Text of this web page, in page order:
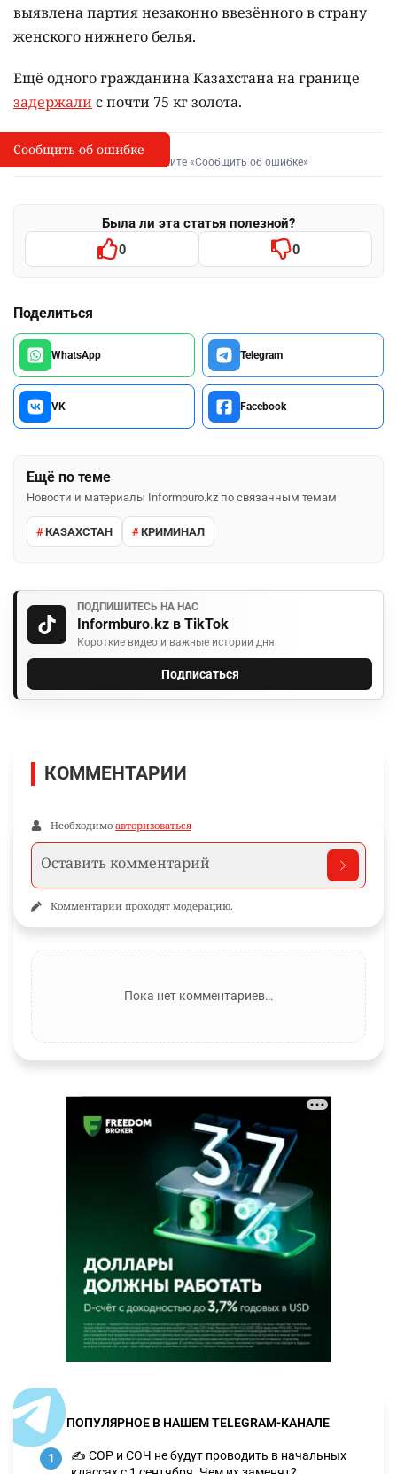
выявлена партия незаконно ввезённого в страну
женского нижнего белья.
Ещё одного гражданина Казахстана на границе
задержалис почти 75 кг золота.
I
Сообщить об опечатке
Выделите фрагмент и нажмите «Сообщить об ошибке»
Была ли эта статья полезной?
0 0
Поделиться
WhatsApp Telegram
VK Facebook
Ещё по теме
Новости и материалы Informburo.kz по связанным темам
КАЗАХСТАН КРИМИНАЛ
ПОДПИШИТЕСЬ НА НАС
Informburo.kz в TikTok
Короткие видео и важные истории дня.
Подписаться
Сообщить об ошибке
КОММЕНТАРИИ
Необходимо авторизоваться
Комментарии проходят модерацию.
Пока нет комментариев…
ПОПУЛЯРНОЕ В НАШЕМ TELEGRAM-КАНАЛЕ
1
✍️ СОР и СОЧ не будут проводить в начальных